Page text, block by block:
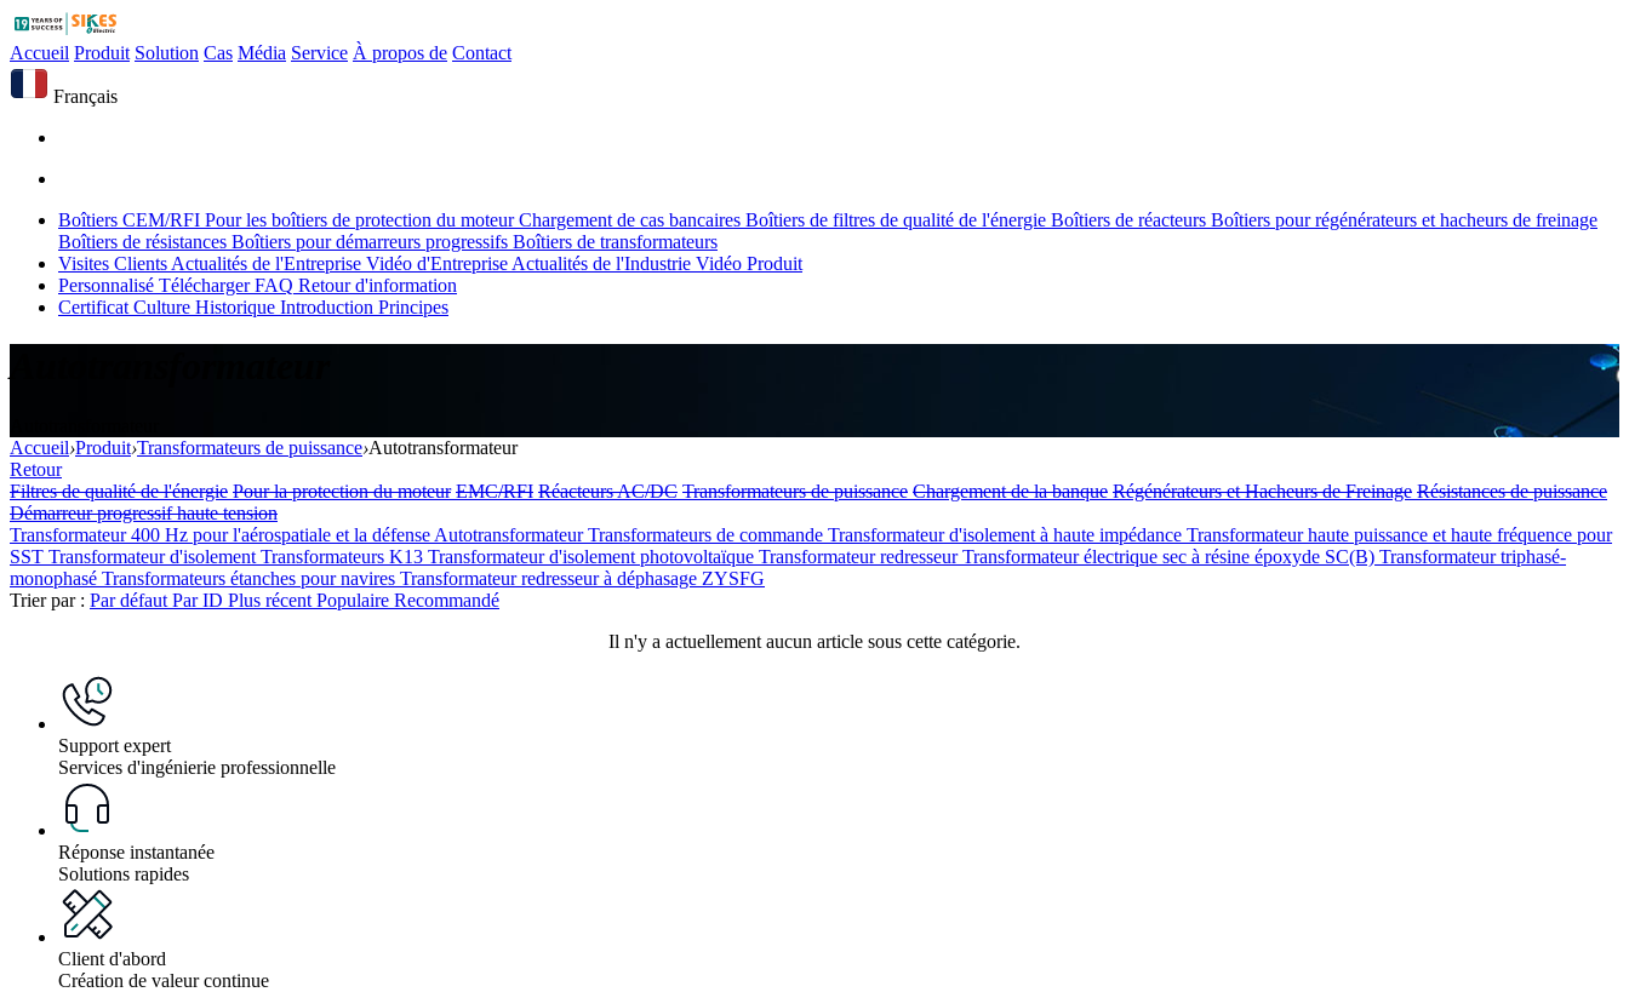
Accueil Produit Solution Cas Média Service À propos de Contact
Français
Boîtiers CEM/RFI Pour les boîtiers de protection du moteur Chargement de cas bancaires Boîtiers de filtres de qualité de l'énergie Boîtiers de réacteurs Boîtiers pour régénérateurs et hacheurs de freinage
Boîtiers de résistances Boîtiers pour démarreurs progressifs Boîtiers de transformateurs
Visites Clients Actualités de l'Entreprise Vidéo d'Entreprise Actualités de l'Industrie Vidéo Produit
Personnalisé Télécharger FAQ Retour d'information
Certificat Culture Historique Introduction Principes
Accueil›Produit›Transformateurs de puissance›Autotransformateur
Retour
Filtres de qualité de l'énergie Pour la protection du moteur EMC/RFI Réacteurs AC/DC Transformateurs de puissance Chargement de la banque Régénérateurs et Hacheurs de Freinage Résistances de puissance
Démarreur progressif haute tension
Transformateur 400 Hz pour l'aérospatiale et la défense AutotransformateurTransformateurs de commande Transformateur d'isolement à haute impédance Transformateur haute puissance et haute fréquence pour
SST Transformateur d'isolement Transformateurs K13 Transformateur d'isolement photovoltaïque Transformateur redresseurTransformateur électrique sec à résine époxyde SC(B) Transformateur triphasé-
monophasé Transformateurs étanches pour navires Transformateur redresseur à déphasage ZYSFG
Trier par : Par défaut Par ID Plus récent Populaire Recommandé
Il n'y a actuellement aucun article sous cette catégorie.
Support expert
Services d'ingénierie professionnelle
Réponse instantanée
Solutions rapides
Client d'abord
Création de valeur continue